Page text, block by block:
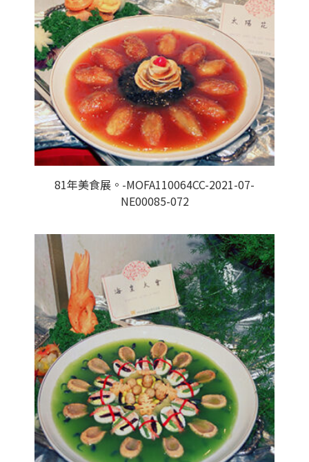
81年美食展。-MOFA110064CC-2021-07-
NE00085-072